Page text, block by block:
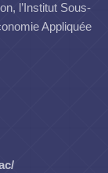
l’Institut Sous-
Appliquée